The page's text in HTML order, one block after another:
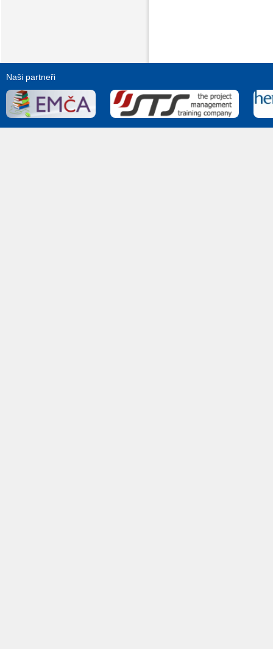
Naši partneři